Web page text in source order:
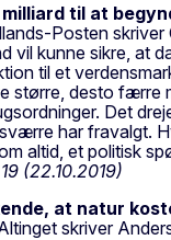
til at
Posten skriver
vil kunne sikre, at
til et
større, desto
Det
har fravalgt.
altid, et politisk
(22.10.2019)
at natur
skriver